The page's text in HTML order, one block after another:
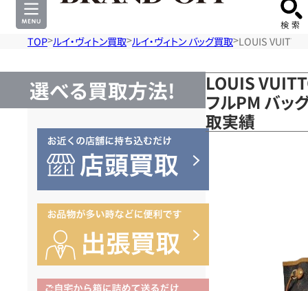
TOP ルイ・ヴィトン買取 ルイ・ヴィトン バッグ買取 LOUIS
選べる買取方法!
LOUIS
フルPM バッ
取実績